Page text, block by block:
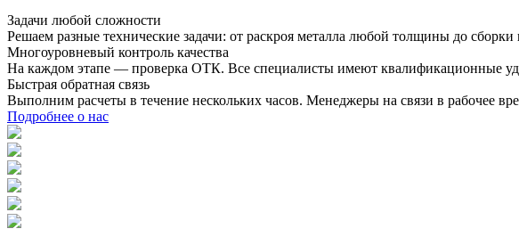
Задачи любой сложности
Решаем разные технические задачи: от раскроя металла любой толщины до
Многоуровневый контроль качества
На каждом этапе — проверка ОТК. Все специалисты имеют квалификационные
Быстрая обратная связь
Выполним расчеты в течение нескольких часов. Менеджеры на связи в рабочее
Подробнее о нас